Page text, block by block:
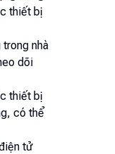
thiết bị
nhà
dõi
thiết bị
có thể
tử